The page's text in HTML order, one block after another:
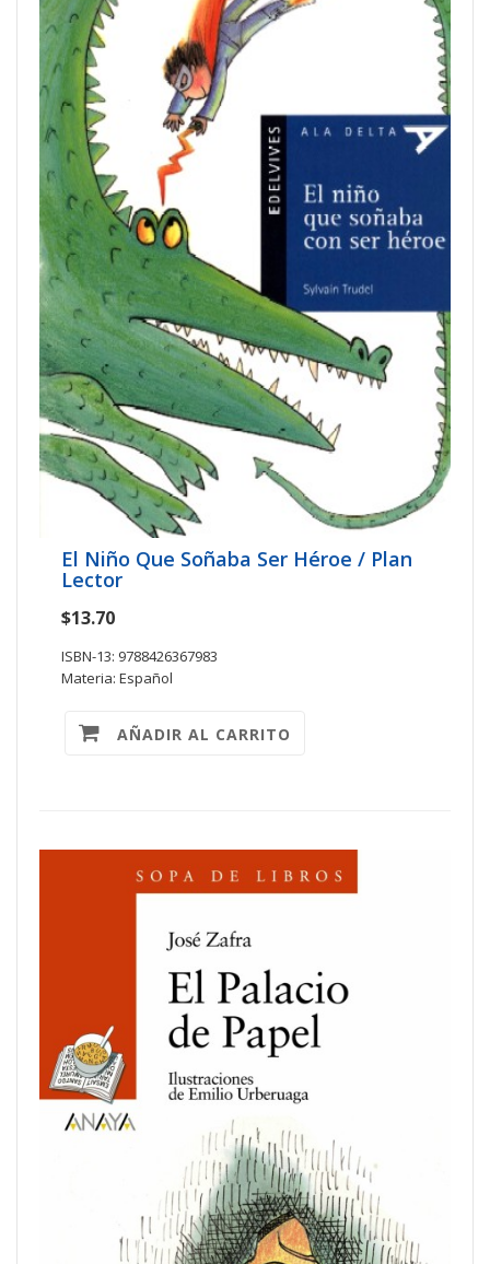
El Niño Que Soñaba Ser Héroe / Plan
Lector
$13.70
ISBN-13: 9788426367983
Materia: Español
AÑADIR AL CARRITO